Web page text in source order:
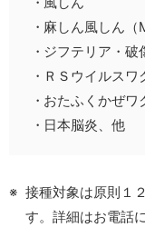
麻しん風しん（
ジフテリア・破
ＲＳウイルスワ
おたふくかぜワ
日本脳炎、他
接種対象は原則１
す。詳細はお電話